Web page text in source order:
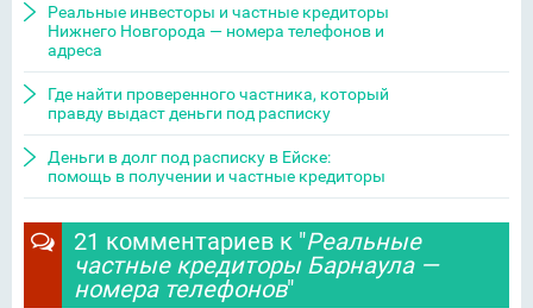
Реальные инвесторы и частные кредиторы
Нижнего Новгорода — номера телефонов и
адреса
Где найти проверенного частника, который
правду выдаст деньги под расписку
Деньги в долг под расписку в Ейске:
помощь в получении и частные кредиторы
21 комментариев к "Реальные
частные кредиторы Барнаула —
номера телефонов"